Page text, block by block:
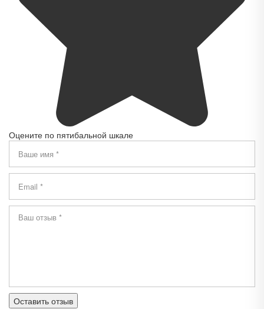
Оцените по пятибальной шкале